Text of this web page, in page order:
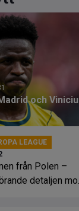
och
LEAGUE
från Polen –
detaljen